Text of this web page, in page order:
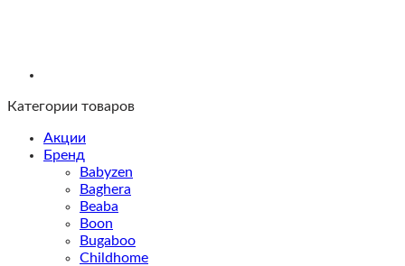
Категории товаров
Акции
Бренд
Babyzen
Baghera
Beaba
Boon
Bugaboo
Childhome